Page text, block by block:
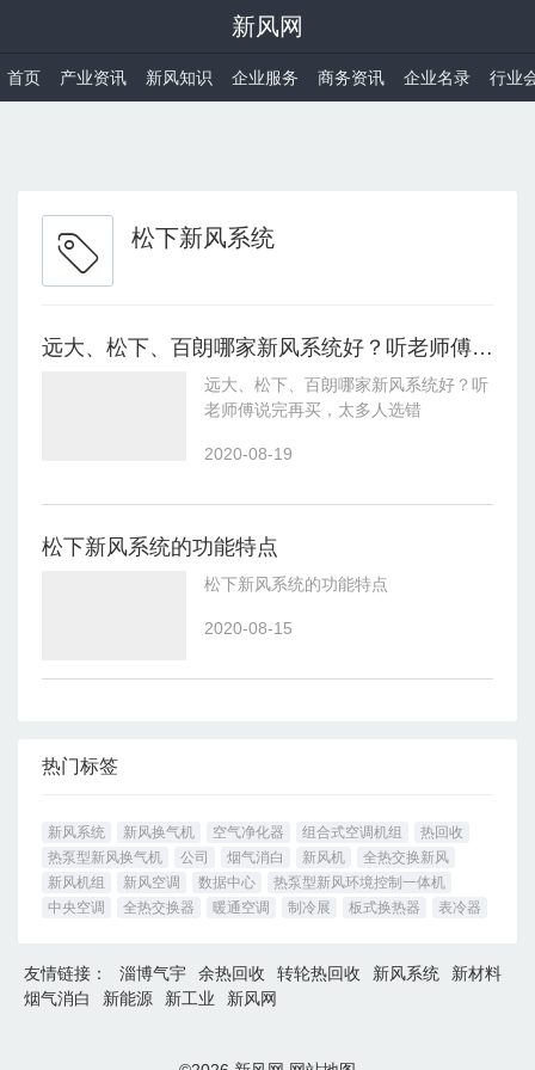
新风网
首页 产业资讯 新风知识 企业服务 商务资讯 企业名录 行业
松下新风系统
远大、松下、百朗哪家新风系统好？听老师傅说完再买，太多人选错
远大、松下、百朗哪家新风系统好？听
老师傅说完再买，太多人选错
2020-08-19
松下新风系统的功能特点
松下新风系统的功能特点
2020-08-15
热门标签
新风系统 新风换气机 空气净化器 组合式空调机组
热回收
热泵型新风换气机
公司 烟气消白 新风机
全热交换新风
新风机组
新风空调 数据中心
热泵型新风环境控制一体机
中央空调
全热交换器 暖通空调 制冷展 板式换热器 表冷器
友情链接： 淄博气宇 余热回收 转轮热回收 新风系统
新材料
烟气消白
新能源 新工业 新风网